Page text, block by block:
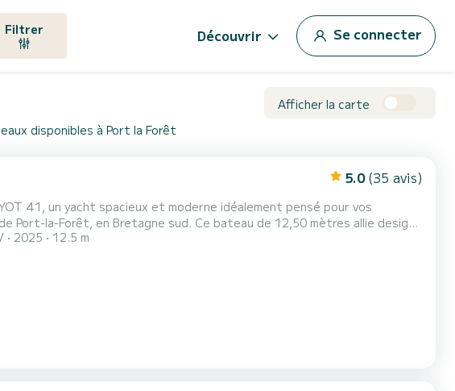
Filtrer Découvrir Se connecter
Afficher la carte
disponibles à Port la Forêt
5.0 (35 avis)
41, un yacht spacieux et moderne idéalement pensé pour vos
Port-la-Forêt, en Bretagne sud. Ce bateau de 12,50 mètres allie design
espaces de vie, son carré lumineux, sa cuisine équipée, ses
2025 12.5 m